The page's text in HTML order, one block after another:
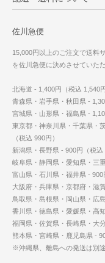
佐川急便
15,000円以上のご注文で送料
を佐川急便に決めさせていた
北海道 - 1,400円（税込 1,540円
青森県・岩手県・秋田県 -
宮城県・山形県・福島県 -
東京都・神奈川県・千葉県・
（税込 990円）
新潟県・長野県 - 900円（税込
岐阜県・静岡県・愛知県・三
富山県・石川県・福井県 - 900
大阪府・兵庫県・京都府・滋
鳥取県・島根県・岡山県・広
香川県・徳島県・愛媛県・高
福岡県・佐賀県・長崎県・大
熊本県・宮崎県・鹿児島県 -
※沖縄県、離島への発送は別